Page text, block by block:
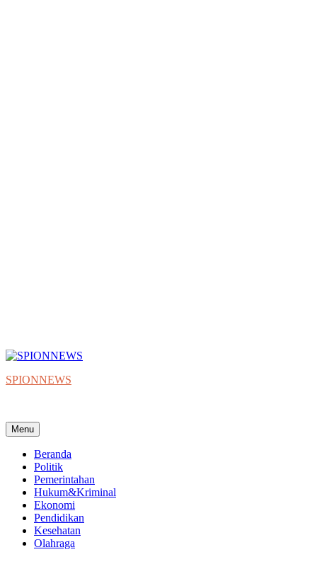
SPIONNEWS
Menu
Beranda
Politik
Pemerintahan
Hukum&Kriminal
Ekonomi
Pendidikan
Kesehatan
Olahraga